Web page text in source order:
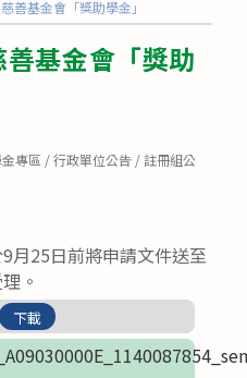
善基金會「獎助學金」
基金會「獎助
專區 /行政單位公告 /註冊組公
月25日前將申請文件送至
。
下載